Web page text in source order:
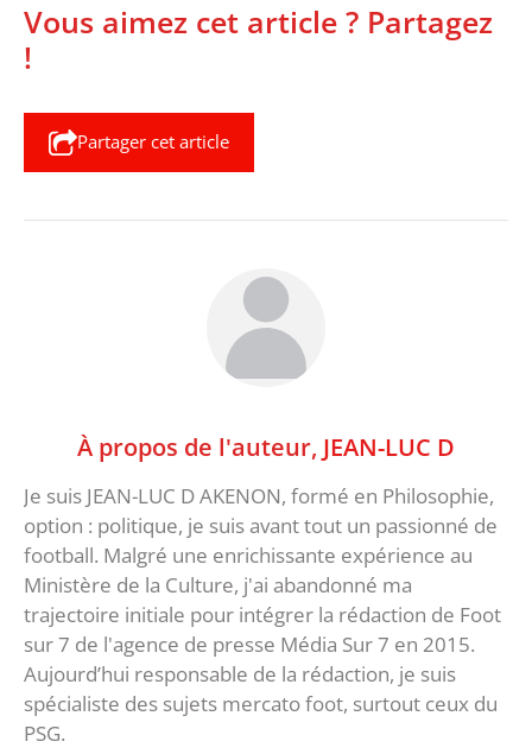
Vous aimez cet article ? Partagez
!
Partager cet article
À propos de l'auteur, JEAN-LUC D
Je suis JEAN-LUC D AKENON, formé en Philosophie,
option : politique, je suis avant tout un passionné de
football. Malgré une enrichissante expérience au
Ministère de la Culture, j'ai abandonné ma
trajectoire initiale pour intégrer la rédaction de Foot
sur 7 de l'agence de presse Média Sur 7 en 2015.
Aujourd’hui responsable de la rédaction, je suis
spécialiste des sujets mercato foot, surtout ceux du
PSG.